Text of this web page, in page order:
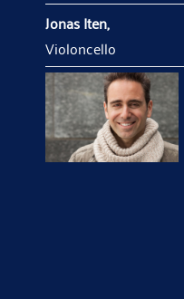
Jonas Iten,
Violoncello